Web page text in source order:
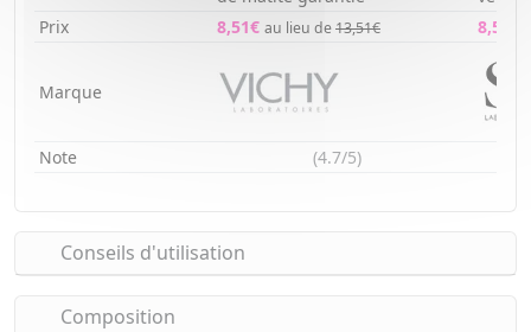
Prix
8,51€ au lieu de13,51€ 8,51€
Marque
Note (4.7/5)
Conseils d'utilisation
Composition